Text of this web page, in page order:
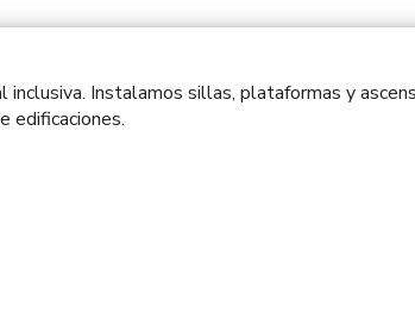
Instalamos sillas, plataformas y
edificaciones.